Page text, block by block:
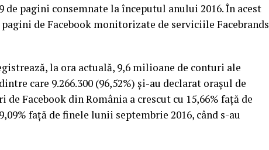
de pagini consemnate la începutul anului 2016. În acest
de Facebook monitorizate de serviciile Facebrands
la ora actuală, 9,6 milioane de conturi ale
care 9.266.300 (96,52%) și-au declarat orașul de
Facebook din România a crescut cu 15,66% față de
față de finele lunii septembrie 2016, când s-au